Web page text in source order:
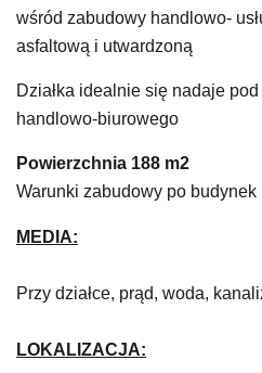
wśród zabudowy handlowo-
asfaltową i utwardzoną
Działka idealnie się nadaje
handlowo-biurowego
Powierzchnia 188 m2
Warunki zabudowy po budynek
MEDIA:
Przy działce, prąd, woda,
LOKALIZACJA: